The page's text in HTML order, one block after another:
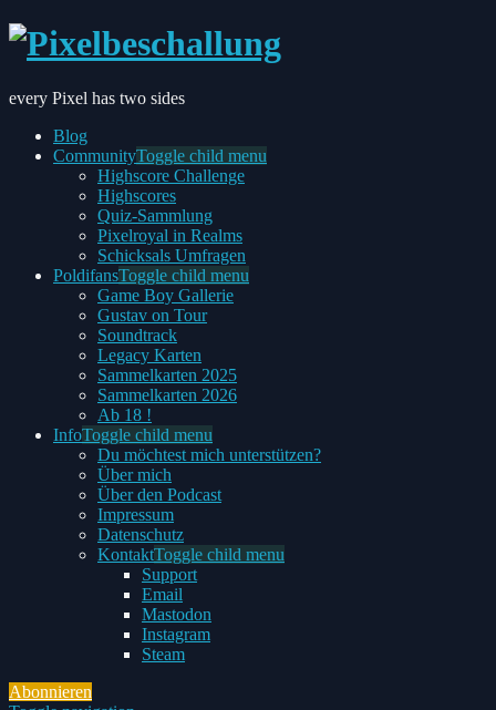
every Pixel has two sides
Blog
CommunityToggle child menu
Highscore Challenge
Highscores
Quiz-Sammlung
Pixelroyal in Realms
Schicksals Umfragen
PoldifansToggle child menu
Game Boy Gallerie
Gustav on Tour
Soundtrack
Legacy Karten
Sammelkarten 2025
Sammelkarten 2026
Ab 18 !
InfoToggle child menu
Du möchtest mich unterstützen?
Über mich
Über den Podcast
Impressum
Datenschutz
KontaktToggle child menu
Support
Email
Mastodon
Instagram
Steam
Abonnieren